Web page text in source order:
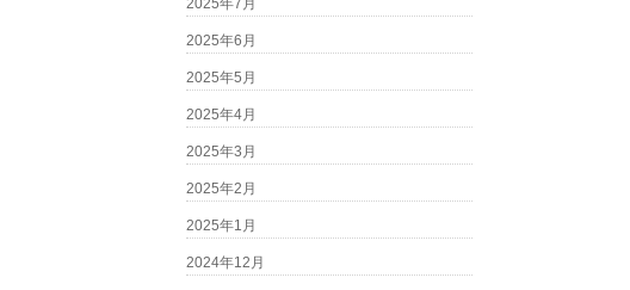
2025年7月
2025年6月
2025年5月
2025年4月
2025年3月
2025年2月
2025年1月
2024年12月